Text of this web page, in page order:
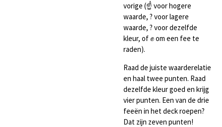
vorige (☝️ voor hogere
waarde, ? voor lagere
waarde, ? voor dezelfde
kleur, of ✊ om een fee te
raden).
Raad de juiste waarderelatie
en haal twee punten. Raad
dezelfde kleur goed en krijg
vier punten. Een van de drie
feeën in het deck roepen?
Dat zijn zeven punten!